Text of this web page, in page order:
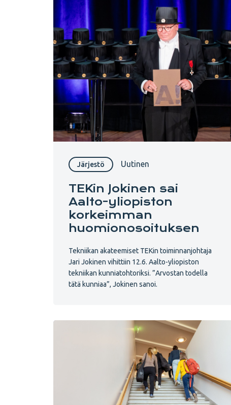
Järjestö Uutinen
TEKin Jokinen sai
Aalto-yliopiston
korkeimman
huomionosoituksen
Tekniikan akateemiset TEKin toiminnanjohtaja
Jari Jokinen vihittiin 12.6. Aalto-yliopiston
tekniikan kunniatohtoriksi. ”Arvostan todella
tätä kunniaa”, Jokinen sanoi.